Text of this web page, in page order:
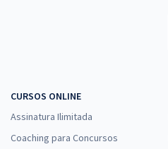
CURSOS ONLINE
Assinatura Ilimitada
Coaching para Concursos